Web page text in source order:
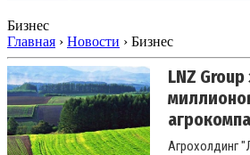
Бизнес
Главная › Новости › Бизнес
LNZ
8,5 тыс. га
Агрохолдинг